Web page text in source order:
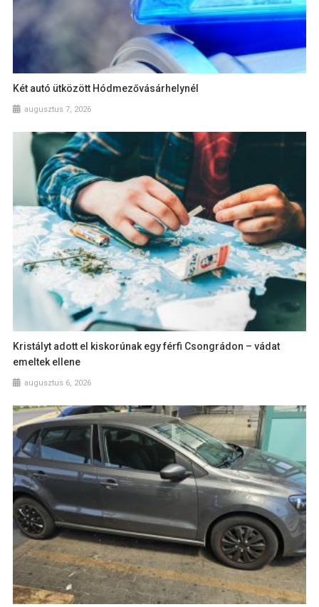
Két autó ütközött Hódmezővásárhelynél
augusztus 7, 2026
Kristályt adott el kiskorúnak egy férfi Csongrádon – vádat
emeltek ellene
augusztus 6, 2026